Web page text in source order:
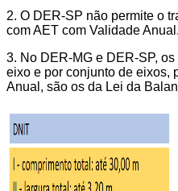
2. O DER-SP não permite o
com AET com Validade Anual.
3. No DER-MG e DER-SP,
eixo e por conjunto de eixos,
Anual, são os da Lei da